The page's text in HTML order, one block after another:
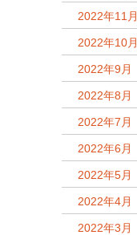
2022年11月
2022年10月
2022年9月
2022年8月
2022年7月
2022年6月
2022年5月
2022年4月
2022年3月